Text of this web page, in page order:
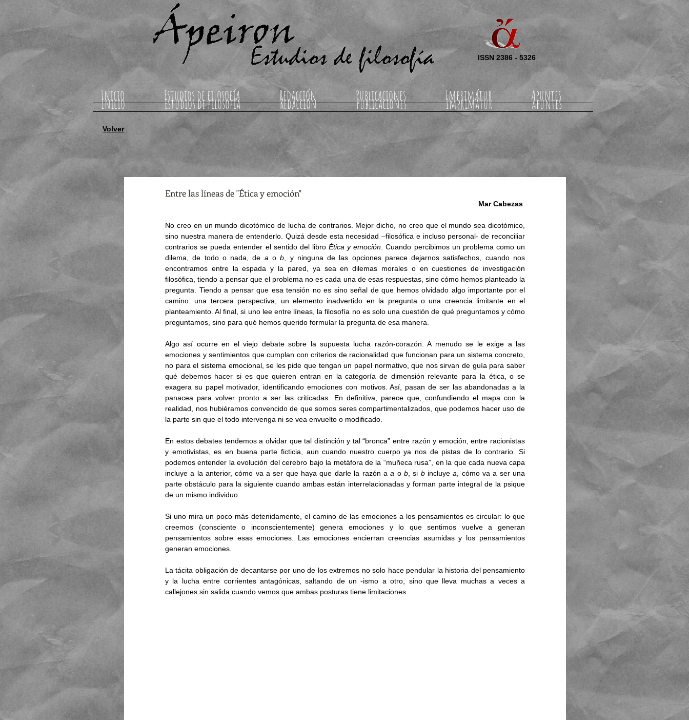
ISSN 2386 - 5326
Inicio Estudios de filosofía Redacción Publicaciones Imprimátur Apuntes
Inicio Estudios de filosofía Redacción Publicaciones Imprimátur Apuntes
Volver
Entre las líneas de "Ética y emoción"
Mar Cabezas
No creo en un mundo dicotómico de lucha de contrarios. Mejor dicho, no creo que el mundo sea dicotómico,
sino nuestra manera de entenderlo. Quizá desde esta necesidad –filosófica e incluso personal- de reconciliar
contrarios se pueda entender el sentido del libro Ética y emoción . Cuando percibimos un problema como un
dilema, de todo o nada, de a o b , y ninguna de las opciones parece dejarnos satisfechos, cuando nos
encontramos entre la espada y la pared, ya sea en dilemas morales o en cuestiones de investigación
filosófica, tiendo a pensar que el problema no es cada una de esas respuestas, sino cómo hemos planteado la
pregunta. Tiendo a pensar que esa tensión no es sino señal de que hemos olvidado algo importante por el
camino: una tercera perspectiva, un elemento inadvertido en la pregunta o una creencia limitante en el
planteamiento. Al final, si uno lee entre líneas, la filosofía no es solo una cuestión de qué preguntamos y cómo
preguntamos, sino para qué hemos querido formular la pregunta de esa manera.
Algo así ocurre en el viejo debate sobre la supuesta lucha razón-corazón. A menudo se le exige a las
emociones y sentimientos que cumplan con criterios de racionalidad que funcionan para un sistema concreto,
no para el sistema emocional, se les pide que tengan un papel normativo, que nos sirvan de guía para saber
qué debemos hacer si es que quieren entran en la categoría de dimensión relevante para la ética, o se
exagera su papel motivador, identificando emociones con motivos. Así, pasan de ser las abandonadas a la
panacea para volver pronto a ser las criticadas. En definitiva, parece que, confundiendo el mapa con la
realidad, nos hubiéramos convencido de que somos seres compartimentalizados, que podemos hacer uso de
la parte sin que el todo intervenga ni se vea envuelto o modificado.
En estos debates tendemos a olvidar que tal distinción y tal “bronca” entre razón y emoción, entre racionistas
y emotivistas, es en buena parte ficticia, aun cuando nuestro cuerpo ya nos de pistas de lo contrario. Si
podemos entender la evolución del cerebro bajo la metáfora de la “muñeca rusa”, en la que cada nueva capa
incluye a la anterior, cómo va a ser que haya que darle la razón a a o b, si b incluye a , cómo va a ser una
parte obstáculo para la siguiente cuando ambas están interrelacionadas y forman parte integral de la psique
de un mismo individuo.
Si uno mira un poco más detenidamente, el camino de las emociones a los pensamientos es circular: lo que
creemos (consciente o inconscientemente) genera emociones y lo que sentimos vuelve a generan
pensamientos sobre esas emociones. Las emociones encierran creencias asumidas y los pensamientos
generan emociones.
La tácita obligación de decantarse por uno de los extremos no solo hace pendular la historia del pensamiento
y la lucha entre corrientes antagónicas, saltando de un -ismo a otro, sino que lleva muchas a veces a
callejones sin salida cuando vemos que ambas posturas tiene limitaciones.